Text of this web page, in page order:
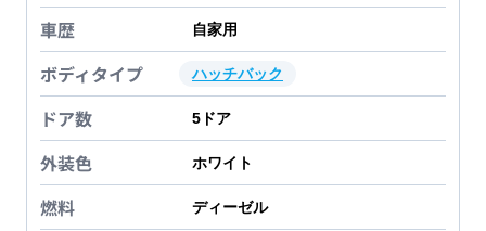
車歴 自家用
ボディタイプ ハッチバック
ドア数 5 ドア
外装色 ホワイト
燃料 ディーゼル